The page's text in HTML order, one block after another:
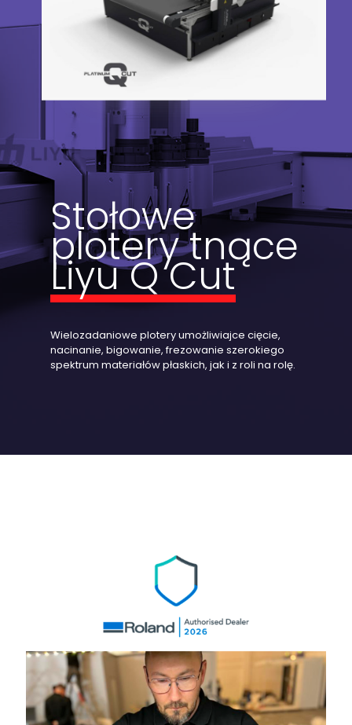
Stołowe
plotery tnące
Liyu Q Cut
Wielozadaniowe plotery umożliwiajce cięcie,
nacinanie, bigowanie, frezowanie szerokiego
spektrum materiałów płaskich, jak i z roli na rolę.